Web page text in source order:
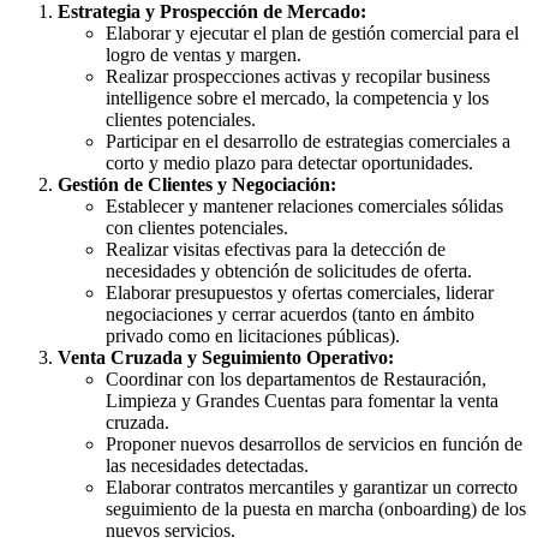
Estrategia y Prospección de Mercado:
Elaborar y ejecutar el plan de gestión comercial para el
logro de ventas y margen.
Realizar prospecciones activas y recopilar business
intelligence sobre el mercado, la competencia y los
clientes potenciales.
Participar en el desarrollo de estrategias comerciales a
corto y medio plazo para detectar oportunidades.
Gestión de Clientes y Negociación:
Establecer y mantener relaciones comerciales sólidas
con clientes potenciales.
Realizar visitas efectivas para la detección de
necesidades y obtención de solicitudes de oferta.
Elaborar presupuestos y ofertas comerciales, liderar
negociaciones y cerrar acuerdos (tanto en ámbito
privado como en licitaciones públicas).
Venta Cruzada y Seguimiento Operativo:
Coordinar con los departamentos de Restauración,
Limpieza y Grandes Cuentas para fomentar la venta
cruzada.
Proponer nuevos desarrollos de servicios en función de
las necesidades detectadas.
Elaborar contratos mercantiles y garantizar un correcto
seguimiento de la puesta en marcha (onboarding) de los
nuevos servicios.